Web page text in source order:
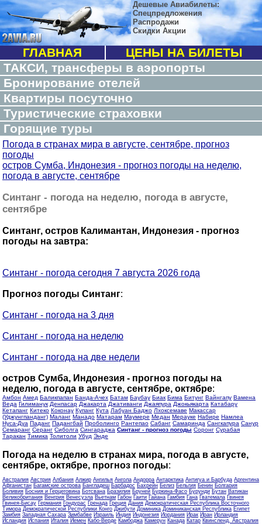
Дешевые Авиабилеты:
Спецпредложения
Распродажи
Скидки Акции
ГЛАВНАЯ
ЦЕНЫ НА БИЛЕТЫ
ТАКСИ, трансферы в аэропорты
Бронирование отелей
Квартиры посуточно
Туристические страховки
Горящие туры
Погода в странах мира в августе, сентябре, прогноз
погоды
остров Сумба, Индонезия - прогноз погоды на неделю,
погода в августе, сентябре
Синтанг - погода на неделю, погода в августе,
сентябре
Синтанг, остров Калимантан, Индонезия - прогноз
погоды на завтра:
Синтанг - погода сегодня 7 августа 2026 года
Прогноз погоды Синтанг:
Синтанг - погода на 3 дня
Синтанг - погода на неделю
Синтанг - погода на две недели
остров Сумба, Индонезия - прогноз погоды на
неделю, погода в августе, сентябре, октябре:
Амбон Амед Баликпапан Банда-Ачех Батам Баубау Биак Бима Битунг Вайнгапу Вамена
Веда Гилиманук Денпасар Джакарта Джативанги Джаяпура Джокьякарта Катабару
Кетапанг Китеко Коконау Купанг Кута Лабуан Баджо Лхоксемаве Макассар
(Уджунгпанданг) Маланг Манадо Матарам Маумере Медан Мерауке Набире Намлеа
Нуса-Дуа Паданг Падангбай Проболинго Рантепао Сабанг Самаринда Сангкапура Санур
Семаранг Серанг Сиболга Сингараджа Синтанг - прогноз погоды Соронг Сурабая
Таракан Тимика Толитоли Убуд Энде
Погода на неделю в странах мира, погода в августе,
сентябре, октябре, прогноз погоды:
Австралия Австрия Албания Алжир Ангилья Ангола Андорра Антарктика Антигуа и Барбуда Аргентина
Афганистан Багамские острова Бангладеш Барбадос Бахрейн Белиз Бельгия Бенин Болгария
Боливия Босния и Герцеговина Ботсвана Бразилия Бруней Буркина-Фасо Бурунди Бутан Ватикан
Великобритания Венгрия Венесуэла Вьетнам Габон Гаити Гайана Гамбия Гана Гватемала Гвинея
Гвинея-Бисау Германия Гондурас Гренада Греция Дания Демократическая Республика Восточного
Тимора Демократической Республики Конго Джибути Доминика Доминиканская Республика Египет
Замбия Западная Сахара Зимбабве Израиль Индия Индонезия Иордания Ирак Иран Ирландия
Исландия Испания Италия Йемен Кабо-Верде Камбоджа Камерун Канада Катар Квинсленд, Австралия